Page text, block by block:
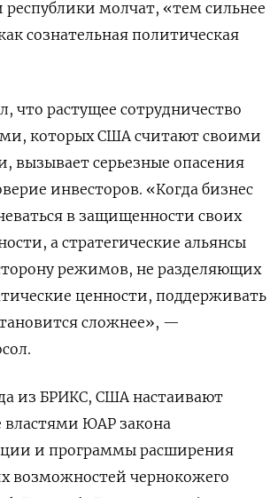
республики молчат, «тем сильнее
сознательная политическая
что растущее сотрудничество
которых США считают своими
вызывает серьезные опасения
инвесторов. «Когда бизнес
в защищенности своих
а стратегические альянсы
режимов, не разделяющих
ценности, поддерживать
сложнее», —
из БРИКС, США настаивают
властями ЮАР закона
и программы расширения
возможностей чернокожего